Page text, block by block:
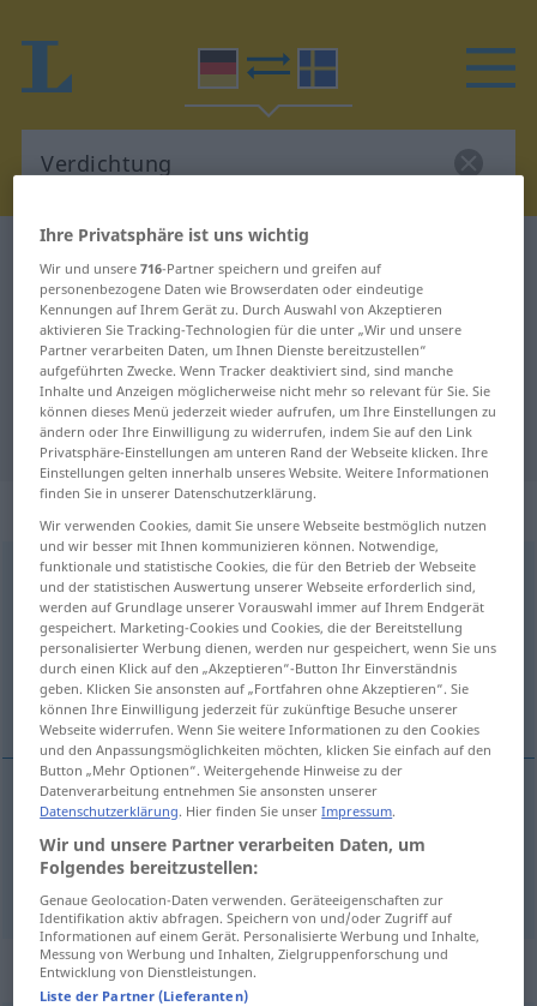
Deutsch-Schwedisch Übersetzung
für "Verdichtung"
"Verdichtung" Schwedisch
Übersetzung
: Femininum, weiblich
Verdichtungf
Übersicht aller Übersetzungen
(Für mehr Details die Übersetzung anklicken/antippen)
förtätning, kompression, kondensering
förtätning, kompression Verdichtung
kondensering Verdichtung
Synonyme für "Verdichtung"
Ihre Privatsphäre ist uns wichtig
Wir und unsere716-Partner speichern und greifen auf
personenbezogene Daten wie Browserdaten oder eindeutige
Kennungen auf Ihrem Gerät zu. Durch Auswahl von Akzeptieren
aktivieren Sie Tracking-Technologien für die unter „Wir und unsere
Partner verarbeiten Daten, um Ihnen Dienste bereitzustellen“
aufgeführten Zwecke. Wenn Tracker deaktiviert sind, sind manche
Inhalte und Anzeigen möglicherweise nicht mehr so relevant für Sie. Sie
können dieses Menü jederzeit wieder aufrufen, um Ihre Einstellungen zu
ändern oder Ihre Einwilligung zu widerrufen, indem Sie auf den Link
Privatsphäre-Einstellungen am unteren Rand der Webseite klicken. Ihre
Einstellungen gelten innerhalb unseres Website. Weitere Informationen
finden Sie in unserer Datenschutzerklärung.
Wir verwenden Cookies, damit Sie unsere Webseite bestmöglich nutzen
und wir besser mit Ihnen kommunizieren können. Notwendige,
funktionale und statistische Cookies, die für den Betrieb der Webseite
und der statistischen Auswertung unserer Webseite erforderlich sind,
werden auf Grundlage unserer Vorauswahl immer auf Ihrem Endgerät
gespeichert. Marketing-Cookies und Cookies, die der Bereitstellung
personalisierter Werbung dienen, werden nur gespeichert, wenn Sie uns
durch einen Klick auf den „Akzeptieren“-Button Ihr Einverständnis
geben. Klicken Sie ansonsten auf „Fortfahren ohne Akzeptieren“. Sie
können Ihre Einwilligung jederzeit für zukünftige Besuche unserer
Webseite widerrufen. Wenn Sie weitere Informationen zu den Cookies
und den Anpassungsmöglichkeiten möchten, klicken Sie einfach auf den
Button „Mehr Optionen“. Weitergehende Hinweise zu der
Datenverarbeitung entnehmen Sie ansonsten unserer
Datenschutzerklärung. Hier finden Sie unserImpressum.
Wir und unsere Partner verarbeiten Daten, um
Folgendes bereitzustellen:
Genaue Geolocation-Daten verwenden. Geräteeigenschaften zur
Identifikation aktiv abfragen. Speichern von und/oder Zugriff auf
Informationen auf einem Gerät. Personalisierte Werbung und Inhalte,
Messung von Werbung und Inhalten, Zielgruppenforschung und
Entwicklung von Dienstleistungen.
Liste der Partner (Lieferanten)